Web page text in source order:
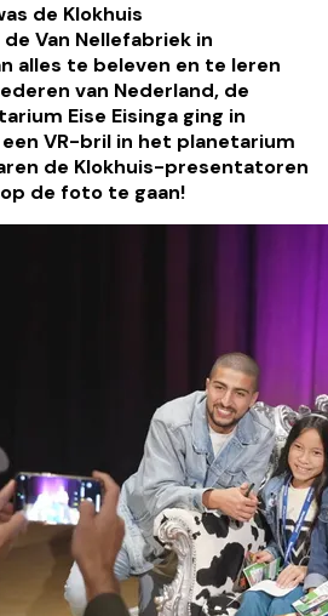
de Klokhuis
Van Nellefabriek in
alles te beleven en te leren
van Nederland, de
Eise Eisinga ging in
VR-bril in het planetarium
de Klokhuis-presentatoren
de foto te gaan!